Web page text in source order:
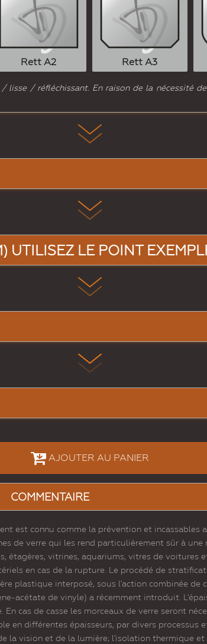
Rett A2 Rett A3
lisse / réfléchissant. En raison de la nécessité
UTILISEZ LE POINT
AJOUTER AU PANIER
COMMENTAIRE
est connu comme la prévention et
de verre qui les rend particulièrement sûr à
étagères, vitrines, aquariums, vitres de
en cas de la rupture. Le procédé de
plastique interposé, sous l'action combinée de
acétate de vinyle) a récemment introduit.
cas de casse les morceaux de verre seront
en différentes épaisseurs, par divers processus
la vision et de la lumière; l'isolation thermique